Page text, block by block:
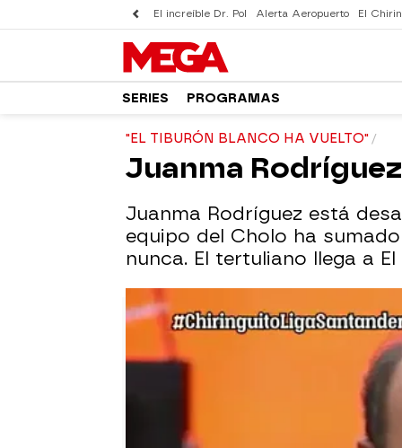
El increíble Dr. Pol Alerta Aeropuerto El
SERIES PROGRAMAS
"EL TIBURÓN BLANCO HA VUELTO"
Juanma
Juanma Rodríguez está
equipo del Cholo ha
nunca. El tertuliano llega a